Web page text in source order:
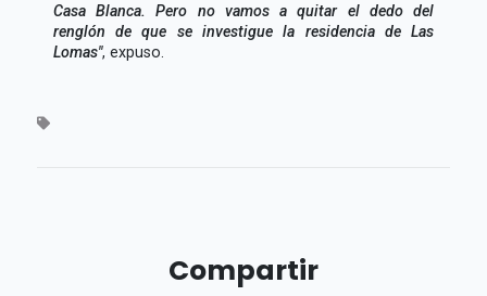
Casa Blanca. Pero no vamos a quitar el dedo del
renglón de que se investigue la residencia de Las
Lomas", expuso.
Compartir